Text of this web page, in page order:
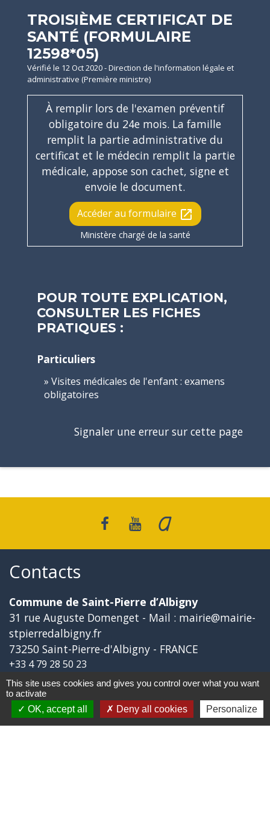
TROISIÈME CERTIFICAT DE
SANTÉ (FORMULAIRE
12598*05)
Vérifié le 12 Oct 2020 - Direction de l'information légale et
administrative (Première ministre)
À remplir lors de l'examen préventif
obligatoire du 24e mois. La famille
remplit la partie administrative du
certificat et le médecin remplit la partie
médicale, appose son cachet, signe et
envoie le document.
Accéder au formulaire open_in_new
Ministère chargé de la santé
POUR TOUTE EXPLICATION,
CONSULTER LES FICHES
PRATIQUES :
Particuliers
Visites médicales de l'enfant : examens
obligatoires
Signaler une erreur sur cette page
Contacts
Commune de Saint-Pierre d’Albigny
31 rue Auguste Domenget - Mail : mairie@mairie-
stpierredalbigny.fr
73250 Saint-Pierre-d'Albigny - FRANCE
+33 4 79 28 50 23
Liens
This site uses cookies and gives you control over what you want
to activate
OK, accept all
Deny all cookies Personalize